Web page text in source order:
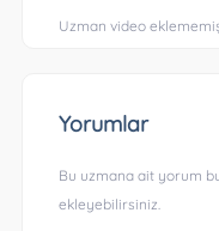
Uzman video
Yorumlar
Bu uzmana ait yorum
ekleyebilirsiniz.